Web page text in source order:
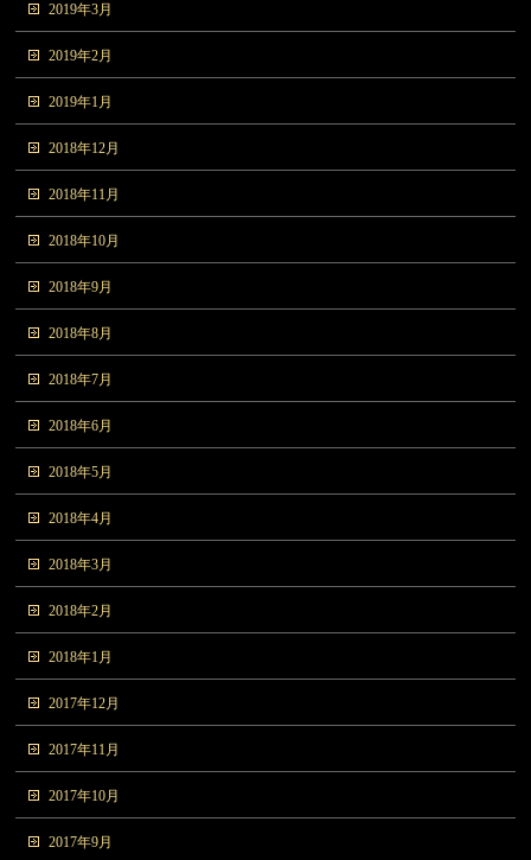
2019年3月
2019年2月
2019年1月
2018年12月
2018年11月
2018年10月
2018年9月
2018年8月
2018年7月
2018年6月
2018年5月
2018年4月
2018年3月
2018年2月
2018年1月
2017年12月
2017年11月
2017年10月
2017年9月